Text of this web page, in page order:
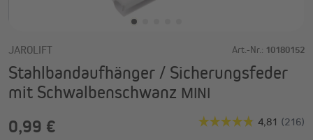
JAROLIFT Art.-Nr.: 10180152
Stahlbandaufhänger / Sicherungsfeder
mit Schwalbenschwanz MINI
0,99 €